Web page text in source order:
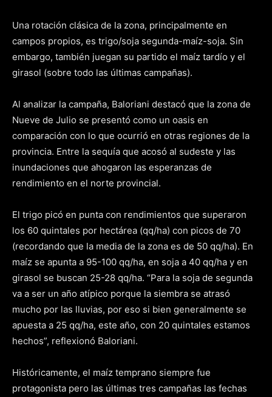
Una rotación clásica de la zona, principalmente en
campos propios, es trigo/soja segunda-maíz-soja. Sin
embargo, también juegan su partido el maíz tardío y el
girasol (sobre todo las últimas campañas).
Al analizar la campaña, Baloriani destacó que la zona de
Nueve de Julio se presentó como un oasis en
comparación con lo que ocurrió en otras regiones de la
provincia. Entre la sequía que acosó al sudeste y las
inundaciones que ahogaron las esperanzas de
rendimiento en el norte provincial.
El trigo picó en punta con rendimientos que superaron
los 60 quintales por hectárea (qq/ha) con picos de 70
(recordando que la media de la zona es de 50 qq/ha). En
maíz se apunta a 95-100 qq/ha, en soja a 40 qq/ha y en
girasol se buscan 25-28 qq/ha. “Para la soja de segunda
va a ser un año atípico porque la siembra se atrasó
mucho por las lluvias, por eso si bien generalmente se
apuesta a 25 qq/ha, este año, con 20 quintales estamos
hechos”, reflexionó Baloriani.
Históricamente, el maíz temprano siempre fue
protagonista pero las últimas tres campañas las fechas